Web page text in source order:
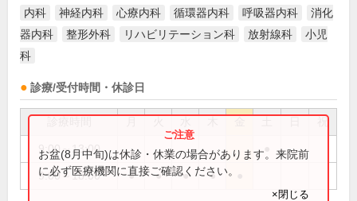
内科 神経内科 心療内科 循環器内科 呼吸器内科
消化
器内科
整形外科 リハビリテーション科 放射線科
小児
科
診療/受付時間・休診日
祝
9:00～13:00
9:00～18:00 ● ● ● ●
お盆(8月中旬)は休診・休業の場合があります。来院前
に必ず医療機関に直接ご確認ください。
×閉じる